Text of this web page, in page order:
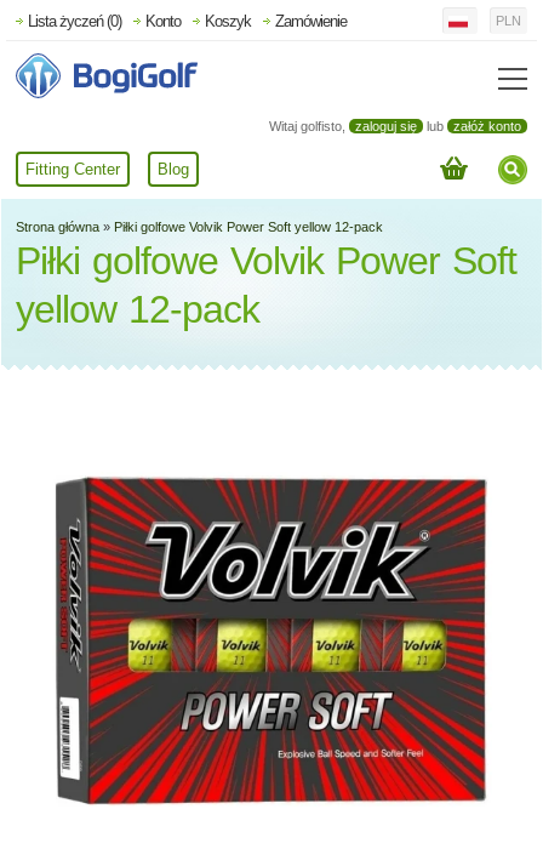
Witaj golfisto, zaloguj się lub załóż konto
Fitting Center Blog
Lista życzeń (0) Konto Koszyk Zamówienie PLN
Strona główna » Piłki golfowe Volvik Power Soft yellow 12-pack
Piłki golfowe Volvik Power Soft
yellow 12-pack